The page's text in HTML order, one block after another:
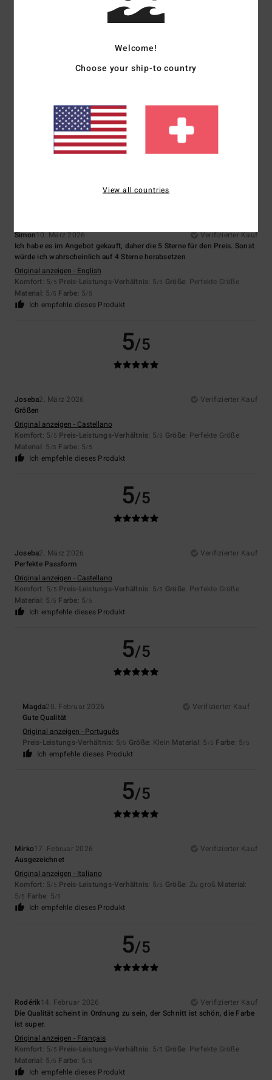
5/5
Original anzeigen - Français
/5 Preis-Leistungs-Verhältnis Größe: Groß
Ich empfehle dieses Produkt
5
Simon10. März 2026
Verifizierter Kauf
Ich habe es im Angebot gekauft, daher die 5 Sterne für den Preis. Sonst
würde ich wahrscheinlich auf 4 Sterne herabsetzen
Original anzeigen - English
Komfort: 5/5 Preis-Leistungs-Verhältnis: 5/5 Größe: Perfekte Größe
Material: 5 /5 Farbe: 5/5
Ich empfehle dieses Produkt
5/5
Joseba2. März 2026
Verifizierter Kauf
Größen
Original anzeigen - Castellano
Komfort: 5/5 Preis-Leistungs-Verhältnis: 5/5 Größe: Perfekte Größe
Material: 5 /5 Farbe: 5/5
Ich empfehle dieses Produkt
5/5
Joseba2. März 2026
Verifizierter Kauf
Perfekte Passform
Original anzeigen - Castellano
Komfort: 5/5 Preis-Leistungs-Verhältnis: 5/5 Größe: Perfekte Größe
Material: 5 /5 Farbe: 5/5
Ich empfehle dieses Produkt
5/5
Magda20. Februar 2026
Verifizierter Kauf
Gute Qualität
Original anzeigen - Português
Preis-Leistungs-Verhältnis: 5/5 Größe: Klein Material: 5 /5 Farbe: 5/5
Ich empfehle dieses Produkt
5/5
Mirko17. Februar 2026
Verifizierter Kauf
Ausgezeichnet
Original anzeigen - Italiano
Komfort: 5/5 Preis-Leistungs-Verhältnis: 5/5 Größe: Zu groß Material:
5/5 Farbe: 5/5
Ich empfehle dieses Produkt
5/5
Rodérik14. Februar 2026
Verifizierter Kauf
Die Qualität scheint in Ordnung zu sein, der Schnitt ist schön, die Farbe
ist super.
Original anzeigen - Français
Komfort: 5/5 Preis-Leistungs-Verhältnis: 5/5 Größe: Perfekte Größe
Material: 5 /5 Farbe: 5/5
Ich empfehle dieses Produkt
Welcome!
Choose your ship-to country
View all countries